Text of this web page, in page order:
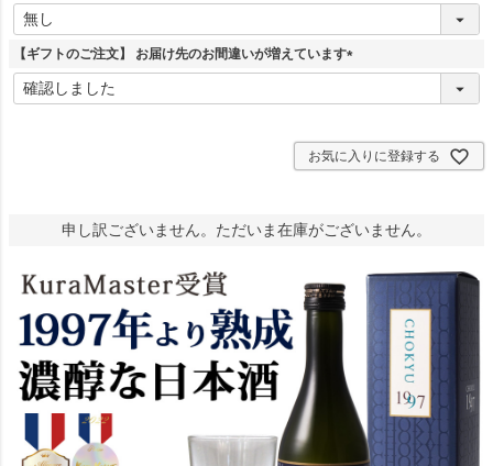
(
須
【ギフトのご注文】 お届け先のお間違いが増えています
(
お気に入りに登録する
申し訳ございません。ただいま在庫がございません。